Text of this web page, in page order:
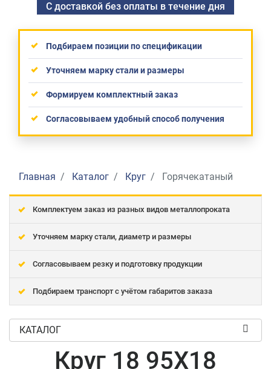
С доставкой без оплаты в течение дня
Подбираем позиции по спецификации
Уточняем марку стали и размеры
Формируем комплектный заказ
Согласовываем удобный способ получения
Главная Каталог Круг Горячекатаный
Комплектуем заказ из разных видов металлопроката
Уточняем марку стали, диаметр и размеры
Согласовываем резку и подготовку продукции
Подбираем транспорт с учётом габаритов заказа
КАТАЛОГ
Круг 18 95Х18